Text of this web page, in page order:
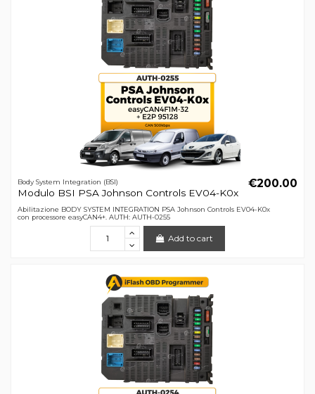
Body System Integration (BSI)
Modulo BSI PSA Johnson Controls EV04-K0x
€200.00
Abilitazione BODY SYSTEM INTEGRATION PSA Johnson Controls EV04-K0x
con processore easyCAN4+. AUTH: AUTH-0255
Add to cart